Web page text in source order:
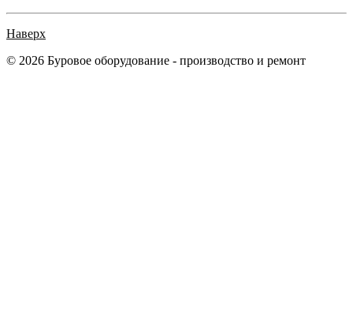
Наверх
© 2026 Буровое оборудование - производство и ремонт